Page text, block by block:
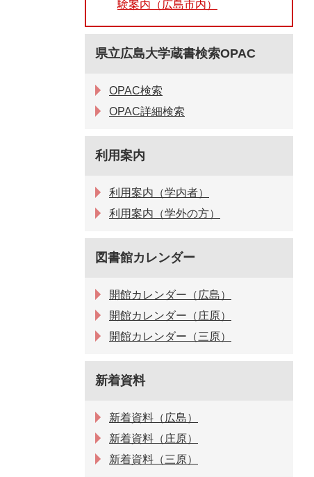
験案内（広島市内）
県立広島大学蔵書検索OPAC
OPAC検索
OPAC詳細検索
利用案内
利用案内（学内者）
利用案内（学外の方）
図書館カレンダー
開館カレンダー（広島）
開館カレンダー（庄原）
開館カレンダー（三原）
新着資料
新着資料（広島）
新着資料（庄原）
新着資料（三原）